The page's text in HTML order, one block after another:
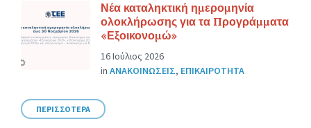
Νέα καταληκτική ημερομηνία
ολοκλήρωσης για τα Προγράμματα
«Εξοικονομώ»
16 Ιούλιος 2026
in ΑΝΑΚΟΙΝΩΣΕΙΣ, ΕΠΙΚΑΙΡΟΤΗΤΑ
ΠΕΡΙΣΣΟΤΕΡΑ